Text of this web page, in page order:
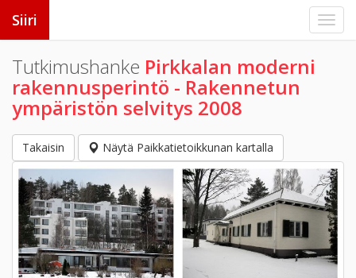
Siiri
Tutkimushanke Pirkkalan moderni
rakennusperintö - Rakennetun
ympäristön selvitys 2008
Takaisin Näytä Paikkatietoikkunan kartalla